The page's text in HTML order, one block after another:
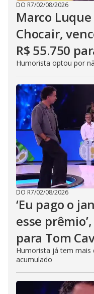
DO R7/02/08/2026
Marco
Chocair,
R$ 55.750
Humorista optou por
DO R7/02/08/2026
‘Eu pago o
esse
para Tom
Humorista já tem mais
acumulado